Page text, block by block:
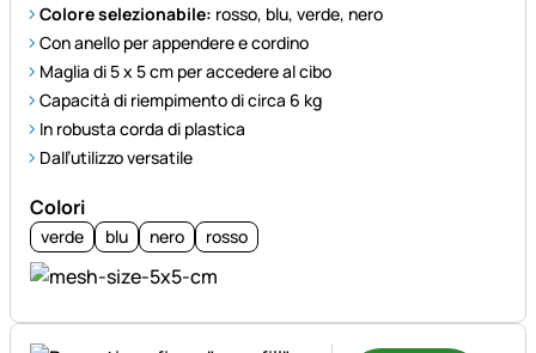
Colore selezionabile: rosso, blu, verde, nero
Con anello per appendere e cordino
Maglia di 5 x 5 cm per accedere al cibo
Capacità di riempimento di circa 6 kg
In robusta corda di plastica
Dall’utilizzo versatile
Colori
verde blu nero rosso